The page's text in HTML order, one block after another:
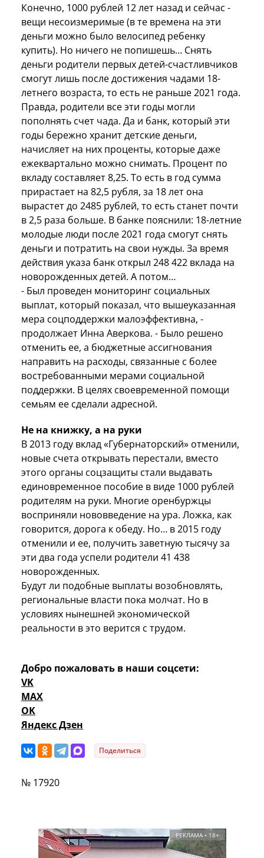
Конечно, 1000 рублей 12 лет назад и сейчас -
вещи несоизмеримые (в те времена на эти
деньги можно было велосипед ребенку
купить). Но ничего не попишешь… Снять
деньги родители первых детей-счастливчиков
смогут лишь после достижения чадами 18-
летнего возраста, то есть не раньше 2021 года.
Правда, родители все эти годы могли
пополнять счет чада. Да и банк, который эти
годы бережно хранит детские деньги,
начисляет на них проценты, которые даже
ежеквартально можно снимать. Процент по
вкладу составляет 8,25. То есть в год сумма
прирастает на 82,5 рубля, за 18 лет она
вырастет до 2485 рублей, то есть станет почти
в 2,5 раза больше. В банке пояснили: 18-летние
молодые люди после 2021 года смогут снять
деньги и потратить на свои нужды. За время
действия указа банк открыл 248 422 вклада на
новорожденных детей. А потом…
- Был проведен мониторинг социальных
выплат, который показал, что вышеуказанная
мера соцподдержки малоэффективна, -
продолжает Инна Аверкова. - Было решено
отменить ее, а бюджетные ассигнования
направить на расходы, связанные с более
востребованными мерами социальной
поддержки. В целях своевременной помощи
семьям ее сделали адресной.
Не на книжку, а на руки
В 2013 году вклад «Губернаторский» отменили,
новые счета открывать перестали, вместо
этого органы соцзащиты стали выдавать
единовременное пособие в виде 1000 рублей
родителям на руки. Многие оренбуржцы
восприняли нововведение на ура. Ложка, как
говорится, дорога к обеду. Но… в 2015 году
отменили и ее, получить заветную тысячу за
эти два года успели родители 41 438
новорожденных.
Будут ли подобные выплаты возобновлять,
региональные власти пока молчат. Но в
условиях нынешней экономической
реальности в это верится с трудом.
Добро пожаловать в наши соцсети:
VK
MAX
OK
Яндекс Дзен
Поделиться
№ 17920
РЕКЛАМА • 18+